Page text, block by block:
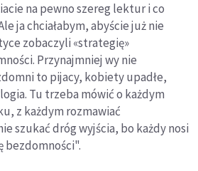
na pewno szereg lektur i co
ja chciałabym, abyście już nie
zobaczyli «strategię»
Przynajmniej wy nie
to pijacy, kobiety upadłe,
Tu trzeba mówić o każdym
z każdym rozmawiać
szukać dróg wyjścia, bo każdy nosi
bezdomności".